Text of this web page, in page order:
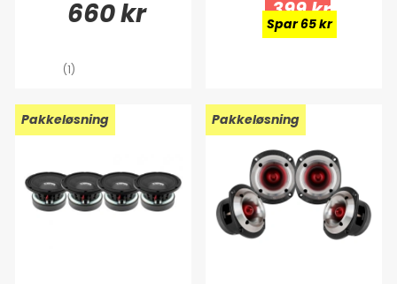
660 kr
(1)
399 kr
Spar 65 kr
Pakkeløsning Pakkeløsning